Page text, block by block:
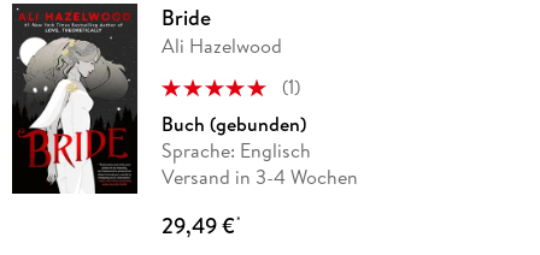
Bride
Ali Hazelwood
(1)
Buch (gebunden)
Sprache: Englisch
Versand in 3-4 Wochen
29,49 €*